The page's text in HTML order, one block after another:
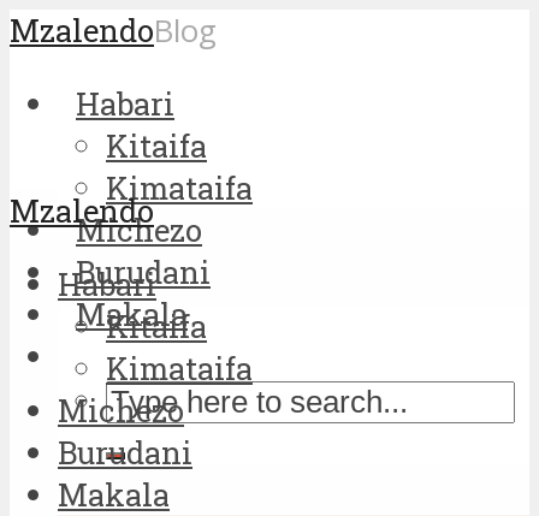
MzalendoBlog
Habari
Kitaifa
Kimataifa
Michezo
Burudani
Makala
Mzalendo
Habari
Kitaifa
Kimataifa
Michezo
Burudani
Makala